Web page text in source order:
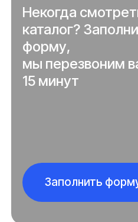
Некогда
каталог?
форму,
мы перезвоним
15 минут
Заполнить